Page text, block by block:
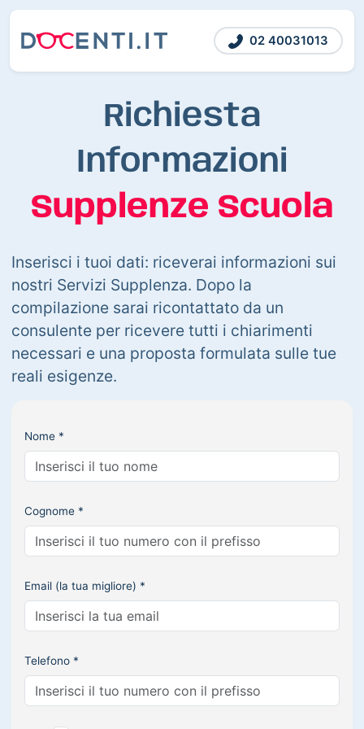
02 40031013
Richiesta
Informazioni
Supplenze Scuola
Inserisci i tuoi dati: riceverai informazioni sui
nostri Servizi Supplenza. Dopo la
compilazione sarai ricontattato da un
consulente per ricevere tutti i chiarimenti
necessari e una proposta formulata sulle tue
reali esigenze.
Nome *
Cognome *
Email (la tua migliore) *
Telefono *